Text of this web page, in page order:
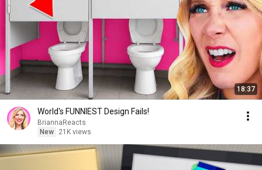
18:37
World's FUNNIEST Design Fails!
BriannaReacts
New
21K views